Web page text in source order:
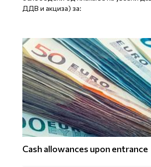
ДДВ и акциза) за:
Cash allowances upon entrance